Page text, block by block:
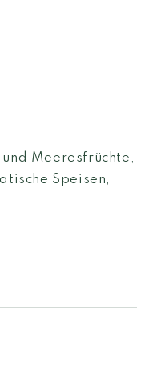
und Meeresfrüchte,
Speisen,